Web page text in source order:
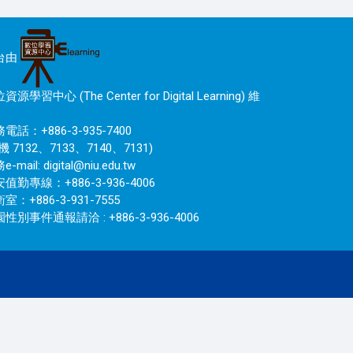
由
資源學習中心 (The Center for Digital Learning) 維
電話：+886-3-935-7400
7132、7133、7140、7131)
e-mail:digital@niu.edu.tw
值勤專線：+886-3-936-4006
室：+886-3-931-7555
性別事件通報請洽 : +886-3-936-4006